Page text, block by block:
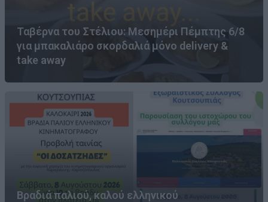
Ταβέρνα του Στέλιου: Μεσημέρι Πέμπτης 6/8
για μπακαλιάρο σκορδαλιά μόνο delivery &
take away
Βραδιά παλιού, καλού ελληνικού